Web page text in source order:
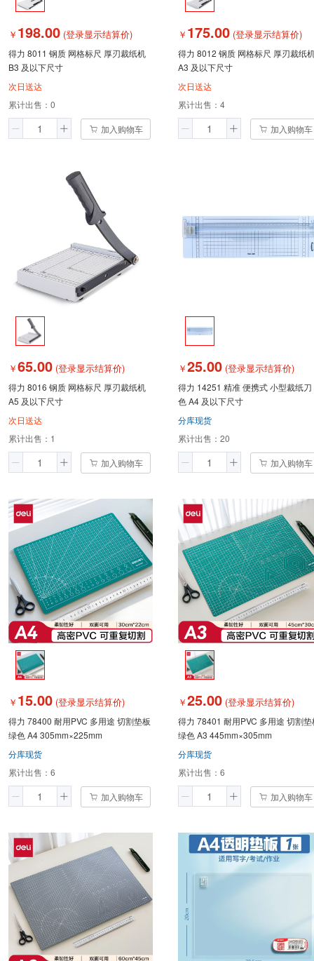
￥ 198.00 (登录显示结算价)
得力 8011 钢质 网格标尺 厚刃裁纸机
B3 及以下尺寸
次日送达
累计出售： 0
加入购物车
￥ 175.00 (登录显示结算价)
得力 8012 钢质 网格标尺 厚刃裁纸
A3 及以下尺寸
次日送达
累计出售： 4
加入购物车
￥65.00 (登录显示结算价)
得力 8016 钢质 网格标尺 厚刃裁纸机
A5 及以下尺寸
次日送达
累计出售： 1
加入购物车
￥25.00 (登录显示结算价)
得力 14251 精准 便携式 小型裁纸刀
色 A4 及以下尺寸
分库现货
累计出售： 20
加入购物车
￥ 15.00 (登录显示结算价)
得力 78400 耐用PVC 多用途 切割垫板
绿色 A4 305mm×225mm
分库现货
累计出售： 6
加入购物车
￥25.00 (登录显示结算价)
得力 78401 耐用PVC 多用途 切割垫
绿色 A3 445mm×305mm
分库现货
累计出售： 6
加入购物车